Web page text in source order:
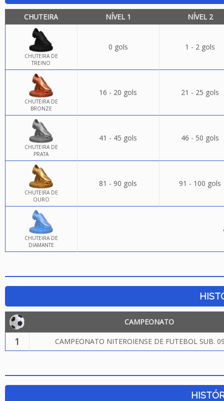
CHUTEIRA NÍVEL 1 NÍVEL 2
CHUTEIRA DE
TREINO
0 gols 1 - 2 gols
CHUTEIRA DE
BRONZE
16 - 20 gols 21 - 25 gols
CHUTEIRA DE
PRATA
41 - 45 gols 46 - 50 gols
CHUTEIRA DE
OURO
81 - 90 gols 91 - 100 gols
CHUTEIRA DE
DIAMANTE
CAMPEONATO
1 CAMPEONATO NITEROIENSE DE FUTEBOL SUB.